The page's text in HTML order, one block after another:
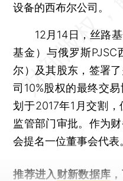
设备的西布尔公司。
12月14日，丝路基
基金）与俄罗斯
尔）及其股东，签署
司10%股权的最终交
划于2017年1月交割
监管部门审批。作为
会提名一位董事会代表
推荐进入 财新数据库